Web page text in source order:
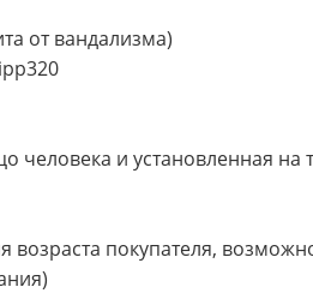
от вандализма)
человека и установленная на
покупателя,